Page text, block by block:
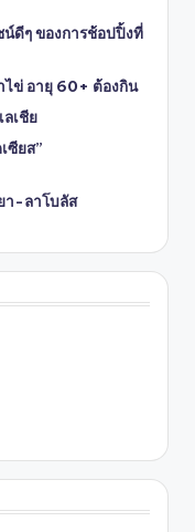
ดีๆ ของการช้อปปิ้งที่
ไข่ อายุ 60+ ต้องกิน
เชีย
ซียส”
า-ลาโบลัส